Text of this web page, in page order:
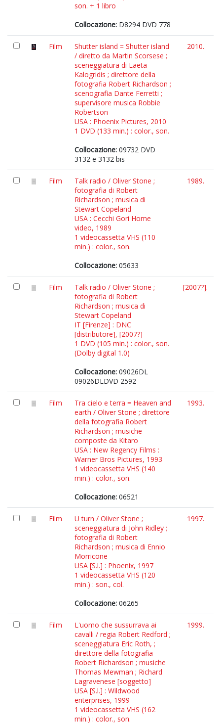
son. + 1 libro
Collocazione: D8294 DVD 778
Film
Shutter island = Shutter island
/ diretto da Martin Scorsese ;
sceneggiatura di Laeta
Kalogridis ; direttore della
fotografia Robert Richardson ;
scenografia Dante Ferretti ;
supervisore musica Robbie
Robertson
USA : Phoenix Pictures, 2010
1 DVD (133 min.) : color., son.
Collocazione: 09732 DVD
3132 e 3132 bis
2010.
Film
Talk radio / Oliver Stone ;
fotografia di Robert
Richardson ; musica di
Stewart Copeland
USA : Cecchi Gori Home
video, 1989
1 videocassetta VHS (110
min.) : color., son.
Collocazione: 05633
1989.
Film
Talk radio / Oliver Stone ;
fotografia di Robert
Richardson ; musica di
Stewart Copeland
IT [Firenze] : DNC
[distributore], [2007?]
1 DVD (105 min.) : color., son.
(Dolby digital 1.0)
Collocazione: 09026DL
09026DLDVD 2592
[2007?].
Film
Tra cielo e terra = Heaven and
earth / Oliver Stone ; direttore
della fotografia Robert
Richardson ; musiche
composte da Kitaro
USA : New Regency Films :
Warner Bros Pictures, 1993
1 videocassetta VHS (140
min.) : color., son.
Collocazione: 06521
1993.
Film
U turn / Oliver Stone ;
sceneggiatura di John Ridley ;
fotografia di Robert
Richardson ; musica di Ennio
Morricone
USA [S.l.] : Phoenix, 1997
1 videocassetta VHS (120
min.) : son., col.
Collocazione: 06265
1997.
Film
L'uomo che sussurrava ai
cavalli / regia Robert Redford ;
sceneggiatura Eric Roth, ;
direttore della fotografia
Robert Richardson ; musiche
Thomas Mewman ; Richard
Lagravenese [soggetto]
USA [S.l.] : Wildwood
enterprises, 1999
1 videocassetta VHS (162
min.) : color., son.
1999.